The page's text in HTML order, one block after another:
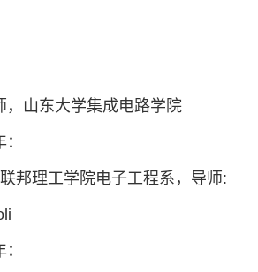
，山东大学集成电路学院
邦理工学院电子工程系，导师: